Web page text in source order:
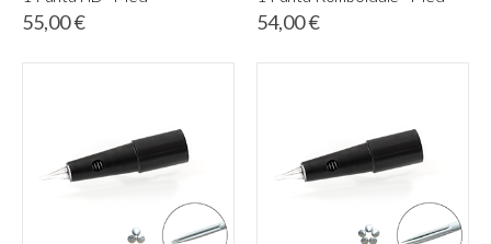
55,00 € 54,00 €